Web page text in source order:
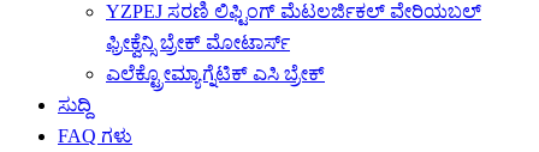
YZPEJ ಸರಣಿ ಲಿಫ್ಟಿಂಗ್ ಮೆಟಲರ್ಜಿಕಲ್ ವೇರಿಯಬಲ್
ಫ್ರೀಕ್ವೆನ್ಸಿ ಬ್ರೇಕ್ ಮೋಟಾರ್ಸ್
ಎಲೆಕ್ಟ್ರೋಮ್ಯಾಗ್ನೆಟಿಕ್ ಎಸಿ ಬ್ರೇಕ್
ಸುದ್ದಿ
FAQ ಗಳು